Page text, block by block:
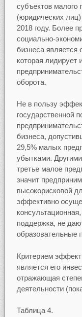
субъектов малого
(юридических лиц)
2018 году. Более
социально-
бизнеса является
которая лидирует
оборота.
Не в пользу
государственной
бизнеса,
29,5% малых
убытками.
третье малое
значит
высокорисковой
эффективно
поддержка, не
образовательные
Критерием
является его
отражающая
деятельности
Таблица 4.